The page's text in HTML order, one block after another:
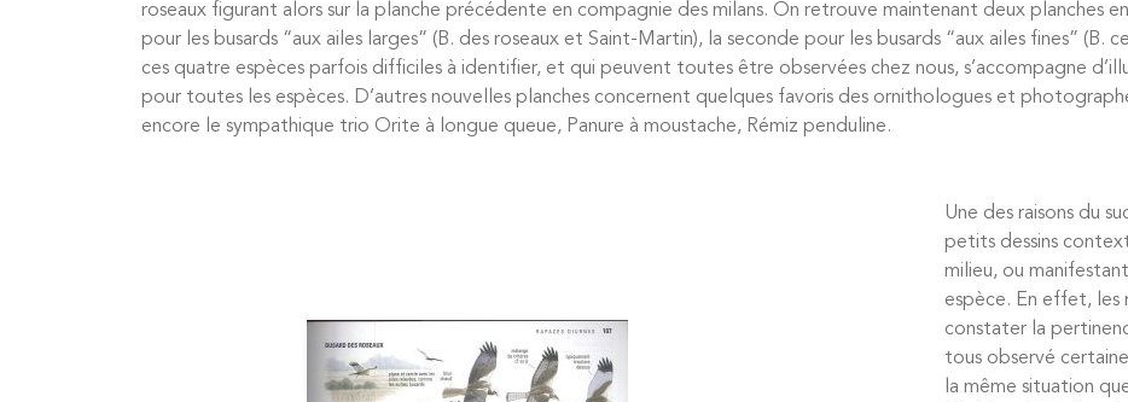
roseaux figurant alors sur la planche précédente en compagnie des milans. On retrouve maintenant deux planches
pour les busards “aux ailes larges” (B. des roseaux et Saint-Martin), la seconde pour les busards “aux ailes fines”
ces quatre espèces parfois difficiles à identifier, et qui peuvent toutes être observées chez nous, s’accompagne
pour toutes les espèces. D’autres nouvelles planches concernent quelques favoris des ornithologues et
encore le sympathique trio Orite à longue queue, Panure à moustache, Rémiz penduline.
Une des raisons du
petits dessins
milieu, ou
espèce. En effet, les
constater la
tous observé
la même situation